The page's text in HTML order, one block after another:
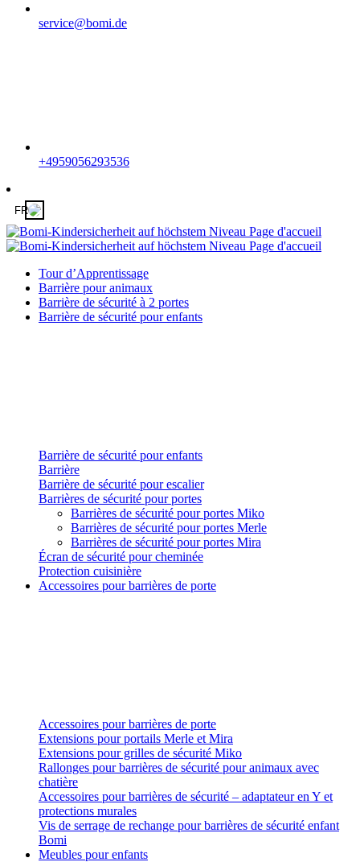
service@bomi.de
+4959056293536
FR
Tour d’Apprentissage
Barrière pour animaux
Barrière de sécurité à 2 portes
Barrière de sécurité pour enfants
Barrière de sécurité pour enfants
Barrière
Barrière de sécurité pour escalier
Barrières de sécurité pour portes
Barrières de sécurité pour portes Miko
Barrières de sécurité pour portes Merle
Barrières de sécurité pour portes Mira
Écran de sécurité pour cheminée
Protection cuisinière
Accessoires pour barrières de porte
Accessoires pour barrières de porte
Extensions pour portails Merle et Mira
Extensions pour grilles de sécurité Miko
Rallonges pour barrières de sécurité pour animaux avec
chatière
Accessoires pour barrières de sécurité – adaptateur en Y et
protections murales
Vis de serrage de rechange pour barrières de sécurité enfant
Bomi
Meubles pour enfants